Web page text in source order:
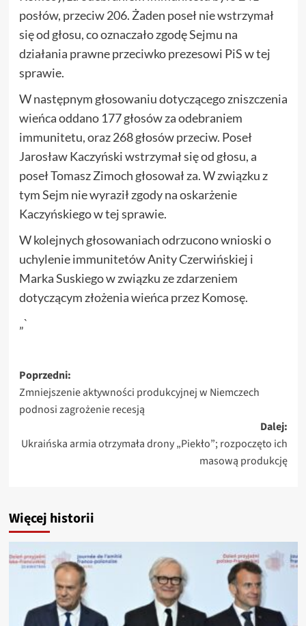
posłów, przeciw 206. Żaden poseł nie wstrzymał
się od głosu, co oznaczało zgodę Sejmu na
działania prawne przeciwko prezesowi PiS w tej
sprawie.
W następnym głosowaniu dotyczącego zniszczenia
wieńca oddano 177 głosów za odebraniem
immunitetu, oraz 268 głosów przeciw. Poseł
Jarosław Kaczyński wstrzymał się od głosu, a
poseł Tomasz Zimoch głosował za. W związku z
tym Sejm nie wyraził zgody na oskarżenie
Kaczyńskiego w tej sprawie.
W kolejnych głosowaniach odrzucono wnioski o
uchylenie immunitetów Anity Czerwińskiej i
Marka Suskiego w związku ze zdarzeniem
dotyczącym złożenia wieńca przez Komosę.
„`
Zobacz
wpisy
Poprzedni:
Zmniejszenie aktywności produkcyjnej w Niemczech
podnosi zagrożenie recesją
Dalej:
Ukraińska armia otrzymała drony „Piekło”; rozpoczęto ich
masową produkcję
Więcej historii